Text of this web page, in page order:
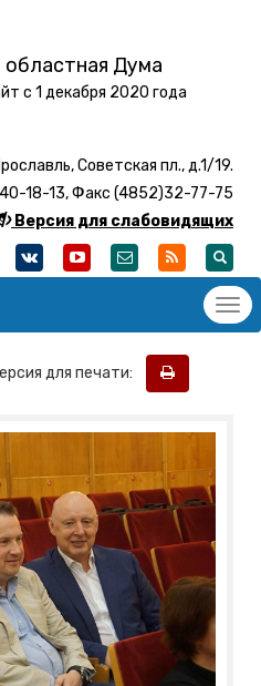
областная Дума
с 1 декабря 2020 года
Советская пл., д.1/19.
18-13, Факс (4852)32-77-75
Версия для слабовидящих
для печати: